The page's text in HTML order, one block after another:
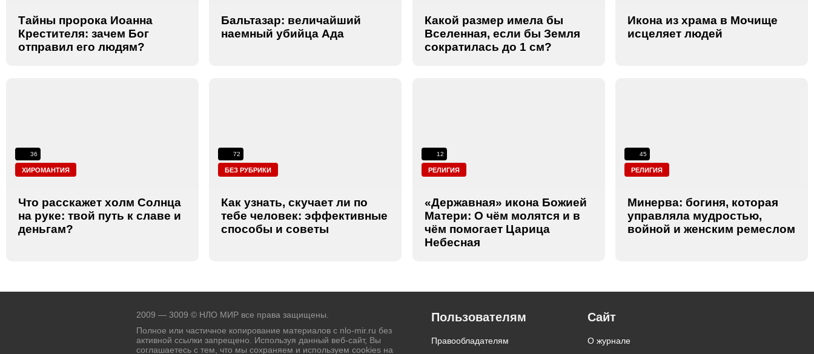
Тайны пророка Иоанна
Крестителя: зачем Бог
отправил его людям?
Бальтазар: величайший
наемный убийца Ада
Какой размер имела бы
Вселенная, если бы Земля
сократилась до 1 см?
Икона из храма в Мочище
исцеляет людей
ХИРОМАНТИЯ
36
Что расскажет холм Солнца
на руке: твой путь к славе и
деньгам?
БЕЗ РУБРИКИ
72
Как узнать, скучает ли по
тебе человек: эффективные
способы и советы
РЕЛИГИЯ
12
«Державная» икона Божией
Матери: О чём молятся и в
чём помогает Царица
Небесная
РЕЛИГИЯ
45
Минерва: богиня, которая
управляла мудростью,
войной и женским ремеслом
2009 — 3009 © НЛО МИР все права защищены.
Полное или частичное копирование материалов с nlo-mir.ru без
активной ссылки запрещено. Используя данный веб-сайт, Вы
соглашаетесь с тем, что мы сохраняем и используем cookies на
Пользователям
Правообладателям
Сайт
О журнале